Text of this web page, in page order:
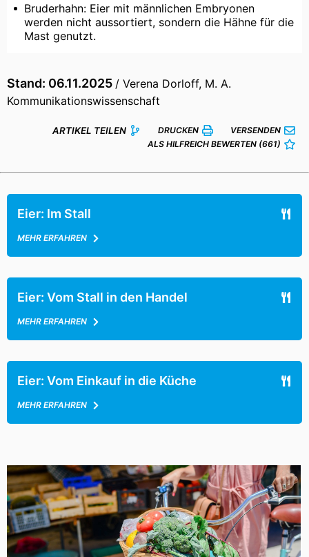
Bruderhahn: Eier mit männlichen Embryonen
werden nicht aussortiert, sondern die Hähne für die
Mast genutzt.
Stand: 06.11.2025 / Verena Dorloff, M. A.
Kommunikationswissenschaft
ARTIKEL TEILEN DRUCKEN
VERSENDEN
ALS HILFREICH BEWERTEN (661)
Eier: Im Stall
MEHR ERFAHREN
Eier: Vom Stall in den Handel
MEHR ERFAHREN
Eier: Vom Einkauf in die Küche
MEHR ERFAHREN